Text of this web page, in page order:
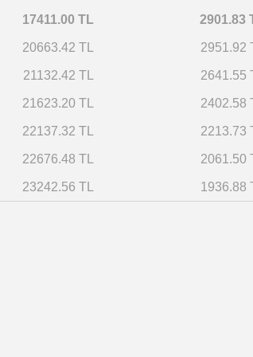
17411.00 TL 2901.83
20663.42 TL 2951.92
21132.42 TL 2641.55
21623.20 TL 2402.58
22137.32 TL 2213.73
22676.48 TL 2061.50
23242.56 TL 1936.88